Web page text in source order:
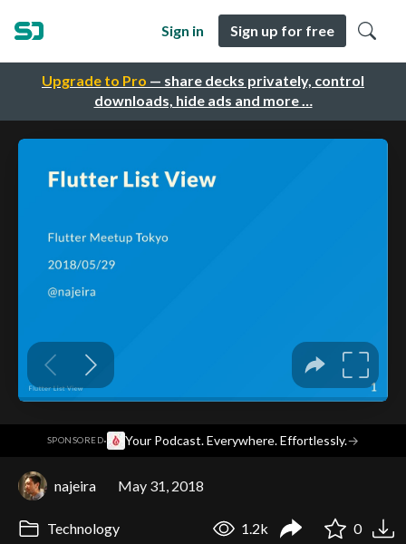
Upgrade to Pro — share decks privately, control
downloads, hide ads and more …
Sign in Sign up for free
SPONSORED· Your Podcast. Everywhere. Effortlessly.→
najeira May 31, 2018
Technology 1.2k 0